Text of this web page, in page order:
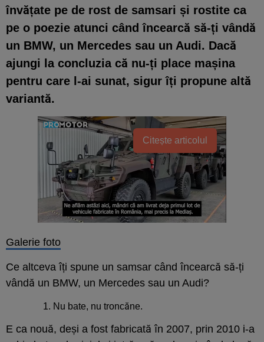
învățate pe de rost de samsari și rostite ca
pe o poezie atunci când încearcă să-ți vândă
un BMW, un Mercedes sau un Audi. Dacă
ajungi la concluzia că nu-ți place mașina
pentru care l-ai sunat, sigur îți propune altă
variantă.
Citește articolul
Galerie foto
Ce altceva îți spune un samsar când încearcă să-ți
vândă un BMW, un Mercedes sau un Audi?
Nu bate, nu troncăne.
E ca nouă, deși a fost fabricată în 2007, prin 2010 i-a